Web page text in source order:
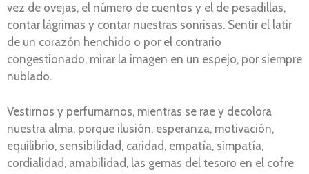
vez de ovejas, el número de cuentos y el de pesadillas,
contar lágrimas y contar nuestras sonrisas. Sentir el latir
de un corazón henchido o por el contrario
congestionado, mirar la imagen en un espejo, por siempre
nublado.
Vestirnos y perfumarnos, mientras se rae y decolora
nuestra alma, porque ilusión, esperanza, motivación,
equilibrio, sensibilidad, caridad, empatía, simpatía,
cordialidad, amabilidad, las gemas del tesoro en el cofre